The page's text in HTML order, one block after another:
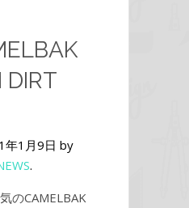
DIRT
年1月9日 by
.
のCAMELBAK